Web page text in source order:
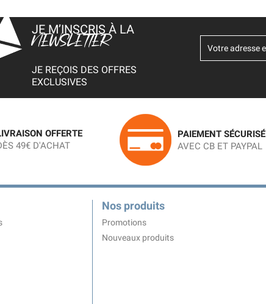
JE M’INSCRIS À LA
NEWSLETTER
JE REÇOIS DES OFFRES
EXCLUSIVES
OFFERTE
49€ D'ACHAT
PAIEMENT SÉCURISÉ
AVEC CB ET PAYPAL
Nos produits
Promotions
Nouveaux produits